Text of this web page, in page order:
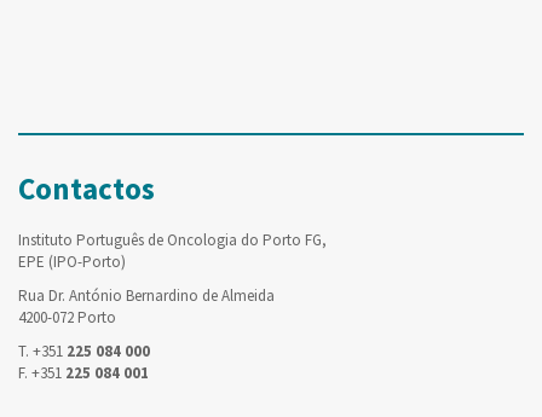
Contactos
Instituto Português de Oncologia do Porto FG,
EPE (IPO-Porto)
Rua Dr. António Bernardino de Almeida
4200-072 Porto
T. +351 225 084 000
F. +351 225 084 001